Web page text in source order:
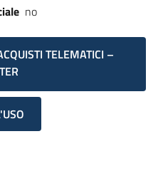
no
TELEMATICI –